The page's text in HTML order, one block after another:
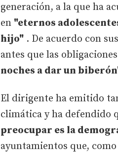
generación, a la que ha
en "eternos
hijo" . De acuerdo con
antes que las
noches a dar un
El dirigente ha emitido
climática y ha defendido
preocupar es la
ayuntamientos que,